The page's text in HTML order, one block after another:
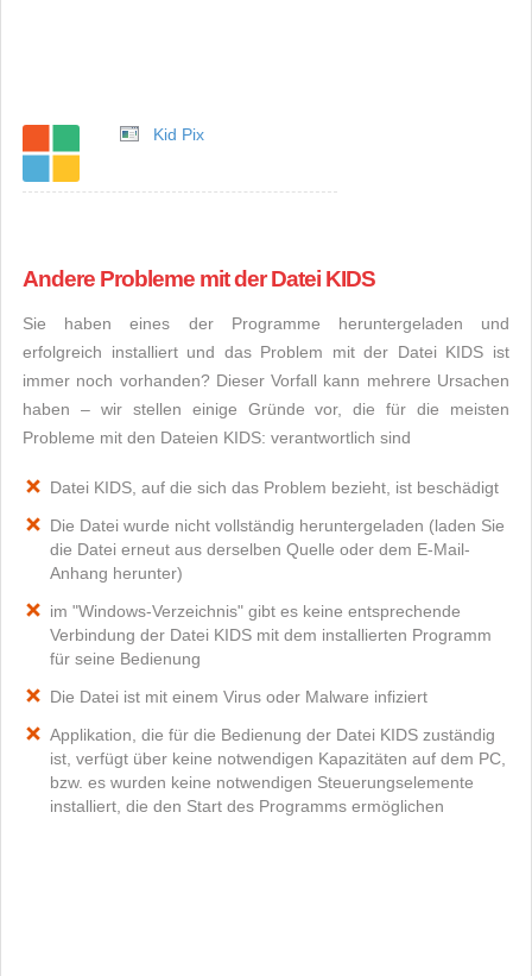
Kid Pix
Andere Probleme mit der Datei KIDS
Sie haben eines der Programme heruntergeladen und
erfolgreich installiert und das Problem mit der Datei KIDS ist
immer noch vorhanden? Dieser Vorfall kann mehrere Ursachen
haben – wir stellen einige Gründe vor, die für die meisten
Probleme mit den Dateien KIDS: verantwortlich sind
Datei KIDS, auf die sich das Problem bezieht, ist beschädigt
Die Datei wurde nicht vollständig heruntergeladen (laden Sie
die Datei erneut aus derselben Quelle oder dem E-Mail-
Anhang herunter)
im "Windows-Verzeichnis" gibt es keine entsprechende
Verbindung der Datei KIDS mit dem installierten Programm
für seine Bedienung
Die Datei ist mit einem Virus oder Malware infiziert
Applikation, die für die Bedienung der Datei KIDS zuständig
ist, verfügt über keine notwendigen Kapazitäten auf dem PC,
bzw. es wurden keine notwendigen Steuerungselemente
installiert, die den Start des Programms ermöglichen